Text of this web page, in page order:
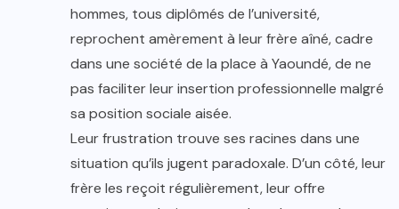
hommes, tous diplômés de l’université,
reprochent amèrement à leur frère aîné, cadre
dans une société de la place à Yaoundé, de ne
pas faciliter leur insertion professionnelle malgré
sa position sociale aisée.
Leur frustration trouve ses racines dans une
situation qu’ils jugent paradoxale. D’un côté, leur
frère les reçoit régulièrement, leur offre